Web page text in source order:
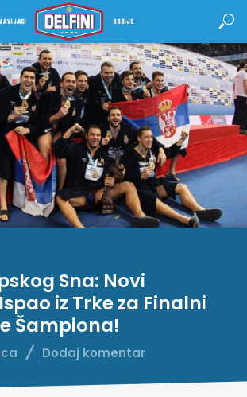
NAVIJACI SRBIJE
Sna: Novi
iz Trke za Finalni
Šampiona!
Dodaj komentar